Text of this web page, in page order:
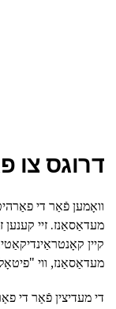
דרוגס צו
וואָמען פֿאַר די
מעדאַסאַנז. זיי קענען
קיין
מעדאַסאַנז, ווי
די מעדיצין פֿאַר די